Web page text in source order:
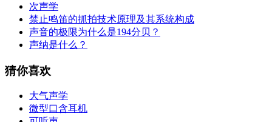
次声学
禁止鸣笛的抓拍技术原理及其系统构成
声音的极限为什么是194分贝？
声纳是什么？
猜你喜欢
大气声学
微型口含耳机